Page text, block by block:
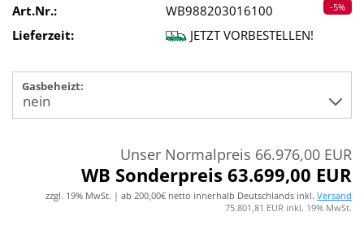
-5%
Art.Nr.:
WB988203016100
Lieferzeit:
JETZT VORBESTELLEN!
Gasbeheizt:
Unser Normalpreis 66.976,00 EUR
WB Sonderpreis 63.699,00 EUR
zzgl. 19% MwSt. | ab 200,00€ netto innerhalb Deutschlands inkl. Versand
75.801,81 EUR inkl. 19% MwSt.